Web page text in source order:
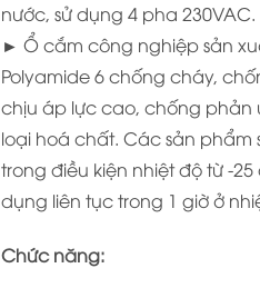
nước, sử dụng 4 pha 230VAC.
► Ổ cắm công nghiệp sản
Polyamide 6 chống cháy,
chịu áp lực cao, chống phản
loại hoá chất. Các sản phẩm
trong điều kiện nhiệt độ từ -25
dụng liên tục trong 1 giờ ở
Chức năng: